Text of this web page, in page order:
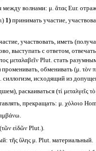
между волнами: μ. ἄτας Eur.
1)принимать участие,
участвовать, иметь
выступать с ответом,
μεταλαβεῖν Plut. стать
променивать, обменивать (μ. τὸν
силлогизм, исходящий из
раскаиваться (τί μεταλγεῖς τὸ
прекращать: μ. χόλοιο
εἰδῶν Plut.).
τῆς ὕλης μ. Plut. материальный.